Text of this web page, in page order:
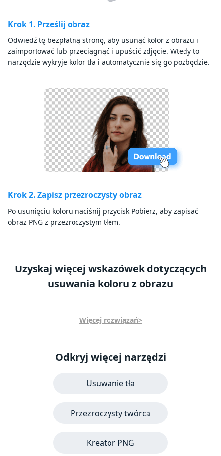
Krok 1. Prześlij obraz
Odwiedź tę bezpłatną stronę, aby usunąć kolor z obrazu i
zaimportować lub przeciągnąć i upuścić zdjęcie. Wtedy to
narzędzie wykryje kolor tła i automatycznie się go pozbędzie.
Krok 2. Zapisz przezroczysty obraz
Po usunięciu koloru naciśnij przycisk Pobierz, aby zapisać
obraz PNG z przezroczystym tłem.
Uzyskaj więcej wskazówek dotyczących
usuwania koloru z obrazu
Więcej rozwiązań>
Odkryj więcej narzędzi
Usuwanie tła
Przezroczysty twórca
Kreator PNG